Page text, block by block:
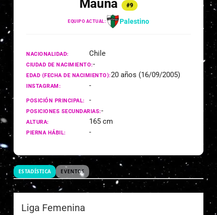
Mauna
#9
EQUIPO ACTUAL: Palestino
NACIONALIDAD: Chile
CIUDAD DE NACIMIENTO:-
EDAD (FECHA DE NACIMIENTO):20 años (16/09/2005)
INSTAGRAM: -
POSICIÓN PRINCIPAL: -
POSICIONES SECUNDARIAS:-
ALTURA: 165 cm
PIERNA HÁBIL: -
ESTADÍSTICA EVENTOS
Liga Femenina